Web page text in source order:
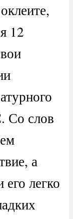
12
Со слов
а
легко